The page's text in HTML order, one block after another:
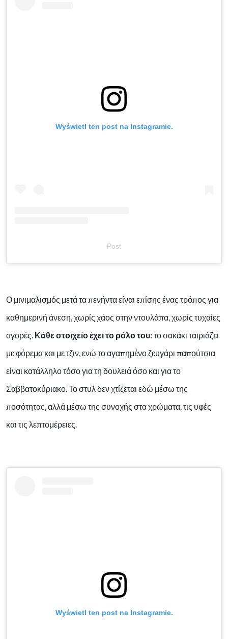
Wyświetl ten post na Instagramie.
Post
Ο μινιμαλισμός μετά τα πενήντα είναι επίσης ένας τρόπος για
καθημερινή άνεση, χωρίς χάος στην ντουλάπα, χωρίς τυχαίες
αγορές. Κάθε στοιχείο έχει το ρόλο του:το σακάκι ταιριάζει
με φόρεμα και με τζιν, ενώ το αγαπημένο ζευγάρι παπούτσια
είναι κατάλληλο τόσο για τη δουλειά όσο και για το
Σαββατοκύριακο. Το στυλ δεν χτίζεται εδώ μέσω της
ποσότητας, αλλά μέσω της συνοχής στα χρώματα, τις υφές
και τις λεπτομέρειες.
Wyświetl ten post na Instagramie.